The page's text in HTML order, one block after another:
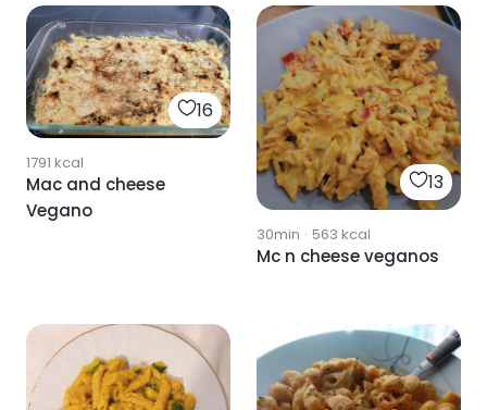
16
1791 kcal
Mac and cheese
Vegano
13
30min · 563 kcal
Mc n cheese veganos